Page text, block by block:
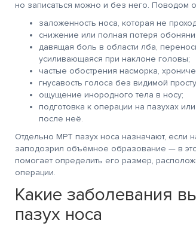
но записаться можно и без него. Поводом
заложенность носа, которая не
снижение или полная потеря
давящая боль в области лба,
усиливающаяся при наклоне головы;
частые обострения насморка,
гнусавость голоса без видимой
ощущение инородного тела в носу;
подготовка к операции на пазухах
после неё.
Отдельно МРТ пазух носа назначают, если
заподозрил объёмное образование — в
помогает определить его размер,
операции.
Какие заболевания
пазух носа